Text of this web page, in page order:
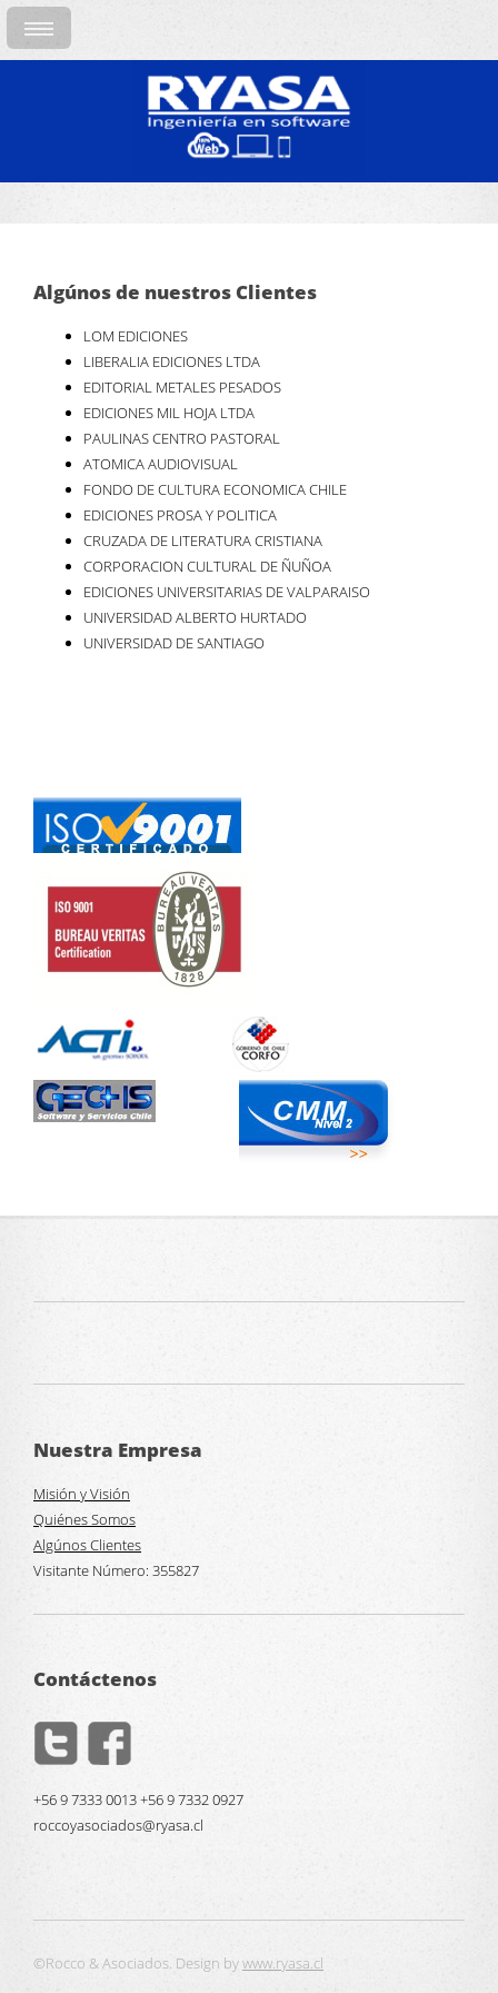
Algúnos de nuestros Clientes
LOM EDICIONES
LIBERALIA EDICIONES LTDA
EDITORIAL METALES PESADOS
EDICIONES MIL HOJA LTDA
PAULINAS CENTRO PASTORAL
ATOMICA AUDIOVISUAL
FONDO DE CULTURA ECONOMICA CHILE
EDICIONES PROSA Y POLITICA
CRUZADA DE LITERATURA CRISTIANA
CORPORACION CULTURAL DE ÑUÑOA
EDICIONES UNIVERSITARIAS DE VALPARAISO
UNIVERSIDAD ALBERTO HURTADO
UNIVERSIDAD DE SANTIAGO
Nuestra Empresa
Misión y Visión
Quiénes Somos
Algúnos Clientes
Visitante Número: 355827
Contáctenos
+56 9 7333 0013 +56 9 7332 0927
roccoyasociados@ryasa.cl
©Rocco & Asociados. Design bywww.ryasa.cl